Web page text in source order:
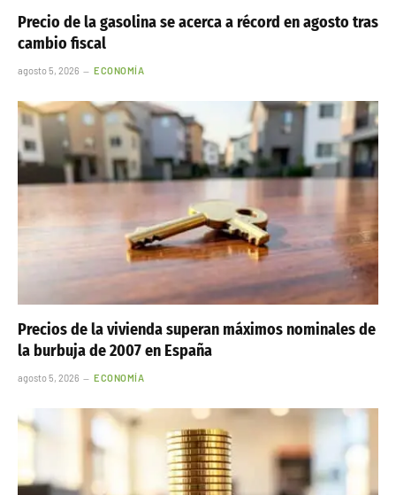
Precio de la gasolina se acerca a récord en agosto tras
cambio fiscal
agosto 5, 2026 ECONOMÍA
Precios de la vivienda superan máximos nominales de
la burbuja de 2007 en España
agosto 5, 2026 ECONOMÍA